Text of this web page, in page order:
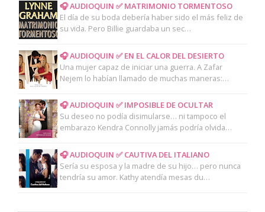
🎧 AUDIOQUIN ✅ MATRIMONIO TORMENTOSO
El día de su boda debería haber sido el más feliz de
su vida. Pero Billie guardaba un sec…
🎧 AUDIOQUIN ✅ EN EL CALOR DEL DESIERTO
Una mujer capaz de iniciar una guerra. A Zafar
Nejem lo habían llamado de muchas maneras:…
🎧 AUDIOQUIN ✅ IMPOSIBLE DE OCULTAR
Su deseo no podía disimularse… ni tampoco el
embarazo Kendra Connolly jamás podría olvida…
🎧 AUDIOQUIN ✅ CAUTIVA DEL ITALIANO
Sería su esposa y la madre de su hijo… pero nunca
tendría su amor. Kathy atendía mesas du…